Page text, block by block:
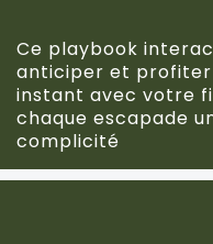
Ce playbook
anticiper et profiter
instant avec votre
chaque escapade
complicité